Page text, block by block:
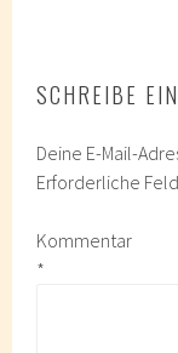
SCHREIBE
Deine E-Mail-
Erforderliche
Kommentar
*